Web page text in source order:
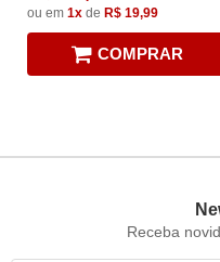
ou em 1x de R$ 19,99
COMPRAR
Receba